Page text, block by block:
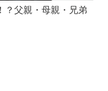
？父親・母親・兄弟